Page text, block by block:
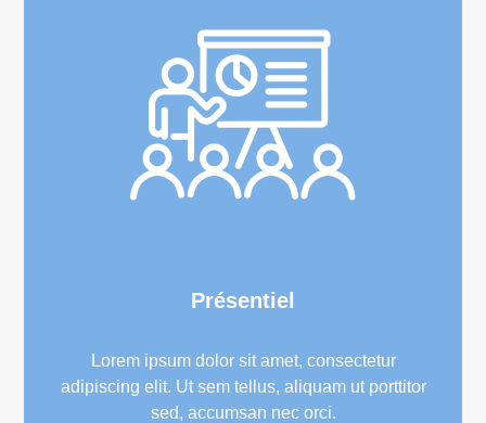
Présentiel
Lorem ipsum dolor sit amet, consectetur
adipiscing elit. Ut sem tellus, aliquam ut porttitor
sed, accumsan nec orci.